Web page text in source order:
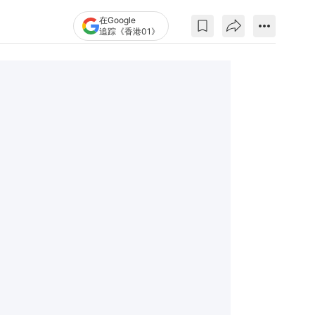
在Google
追踪《香港01》